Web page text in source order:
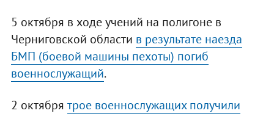
5 октября в ходе учений на полигоне в
Черниговской области в результате наезда
БМП (боевой машины пехоты) погиб
военнослужащий.
2 октября трое военнослужащих получили